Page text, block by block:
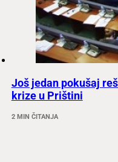
Još jedan pokušaj
krize u Prištini
2 MIN ČITANJA